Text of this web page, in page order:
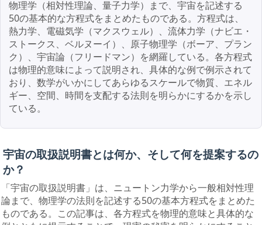
物理学（相対性理論、量子力学）まで、宇宙を記述する
50の基本的な方程式をまとめたものである。方程式は、
熱力学、電磁気学（マクスウェル）、流体力学（ナビエ・
ストークス、ベルヌーイ）、原子物理学（ボーア、プラン
ク）、宇宙論（フリードマン）を網羅している。各方程式
は物理的意味によって説明され、具体的な例で例示されて
おり、数学がいかにしてあらゆるスケールで物質、エネル
ギー、空間、時間を支配する法則を明らかにするかを示し
ている。
宇宙の取扱説明書とは何か、そして何を提案するの
か？
「宇宙の取扱説明書」は、ニュートン力学から一般相対性理
論まで、物理学の法則を記述する50の基本方程式をまとめた
ものである。この記事は、各方程式を物理的意味と具体的な